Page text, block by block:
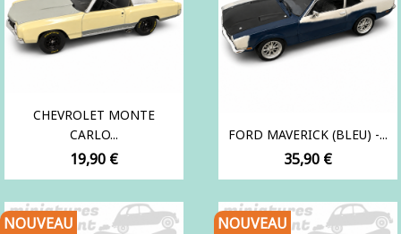
CHEVROLET MONTE
CARLO...
Prix
19,90 €
FORD MAVERICK (BLEU) -...
Prix
35,90 €
NOUVEAU NOUVEAU